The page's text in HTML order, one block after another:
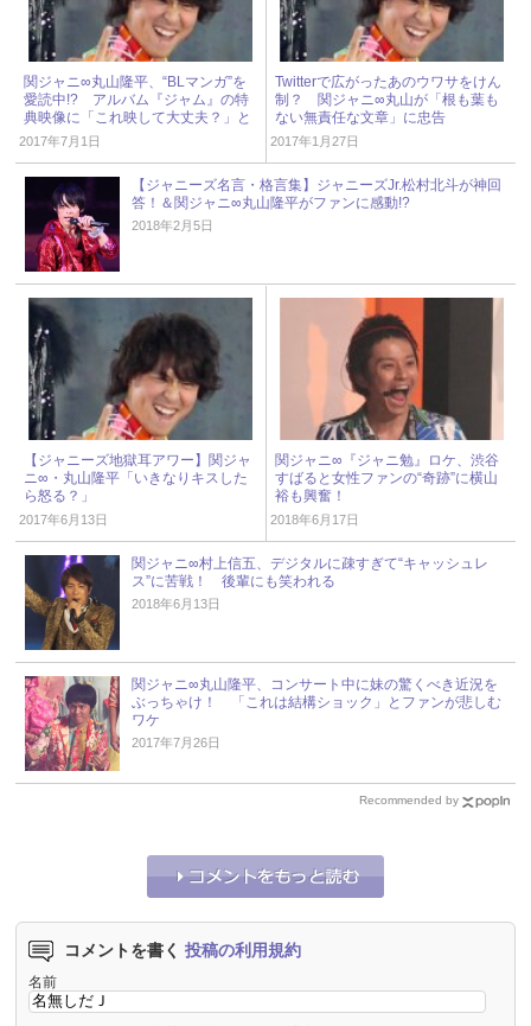
関ジャニ∞丸山隆平、“BLマンガ”を
愛読中!? アルバム『ジャム』の特
典映像に「これ映して大丈夫？」と
ファン困惑
2017年7月1日
Twitterで広がったあのウワサをけん
制？ 関ジャニ∞丸山が「根も葉も
ない無責任な文章」に忠告
2017年1月27日
【ジャニーズ名言・格言集】ジャニーズJr.松村北斗が神回
答！＆関ジャニ∞丸山隆平がファンに感動!?
2018年2月5日
【ジャニーズ地獄耳アワー】関ジャ
ニ∞・丸山隆平「いきなりキスした
ら怒る？」
2017年6月13日
関ジャニ∞『ジャニ勉』ロケ、渋谷
すばると女性ファンの“奇跡”に横山
裕も興奮！
2018年6月17日
関ジャニ∞村上信五、デジタルに疎すぎて“キャッシュレ
ス”に苦戦！ 後輩にも笑われる
2018年6月13日
関ジャニ∞丸山隆平、コンサート中に妹の驚くべき近況を
ぶっちゃけ！ 「これは結構ショック」とファンが悲しむ
ワケ
2017年7月26日
Recommended by
コメントを書く 投稿の利用規約
名前